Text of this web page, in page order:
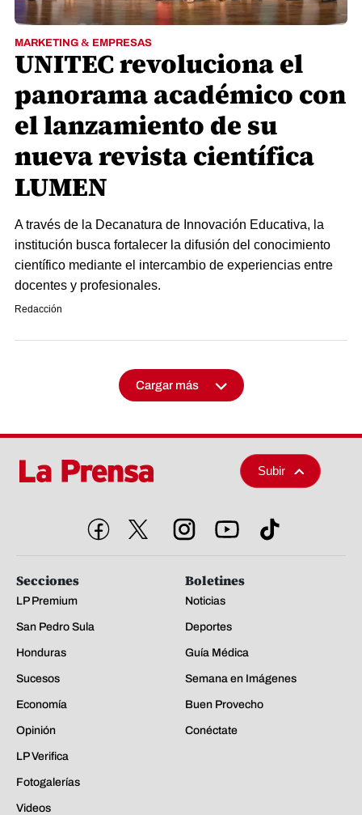
MARKETING & EMPRESAS
UNITEC revoluciona el
panorama académico con
el lanzamiento de su
nueva revista científica
LUMEN
A través de la Decanatura de Innovación Educativa, la
institución busca fortalecer la difusión del conocimiento
científico mediante el intercambio de experiencias entre
docentes y profesionales.
Redacción
Cargar más
Subir
Secciones
LP Premium
San Pedro Sula
Honduras
Sucesos
Economía
Opinión
LP Verifica
Fotogalerías
Videos
Boletines
Noticias
Deportes
Guía Médica
Semana en Imágenes
Buen Provecho
Conéctate